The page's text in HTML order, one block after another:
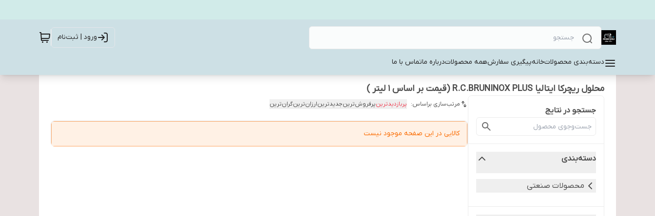
ورود | ثبت‌نام
دسته‌بندی محصولاتخانهپیگیری سفارشهمه محصولاتدرباره ماتماس با ما
محلول ریچرکا ایتالیا R.C.BRUNINOX PLUS (قیمت بر اساس 1 لیتر )
جستجو در نتایج
دسته‌بندی
محصولات صنعتی
مرتب‌سازی براساس: پربازدیدترینپرفروش‌ترینجدیدترینارزان‌ترینگران‌ترین
کالایی در این صفحه موجود نیست